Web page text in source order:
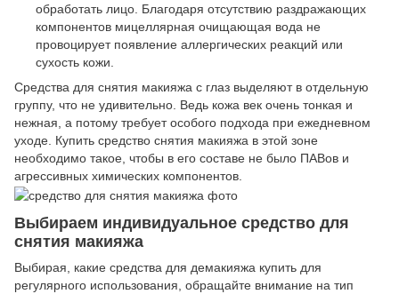
обработать лицо. Благодаря отсутствию раздражающих
компонентов мицеллярная очищающая вода не
провоцирует появление аллергических реакций или
сухость кожи.
Средства для снятия макияжа с глаз выделяют в отдельную
группу, что не удивительно. Ведь кожа век очень тонкая и
нежная, а потому требует особого подхода при ежедневном
уходе. Купить средство снятия макияжа в этой зоне
необходимо такое, чтобы в его составе не было ПАВов и
агрессивных химических компонентов.
Выбираем индивидуальное средство для
снятия макияжа
Выбирая, какие средства для демакияжа купить для
регулярного использования, обращайте внимание на тип